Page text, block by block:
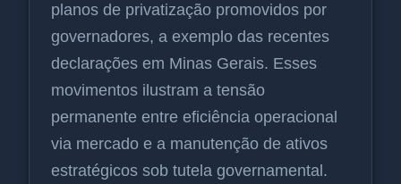
planos de privatização promovidos por
governadores, a exemplo das recentes
declarações em Minas Gerais. Esses
movimentos ilustram a tensão
permanente entre eficiência operacional
via mercado e a manutenção de ativos
estratégicos sob tutela governamental.